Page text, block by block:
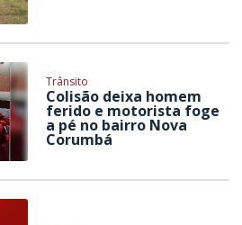
Trânsito
Colisão deixa homem
ferido e motorista foge
a pé no bairro Nova
Corumbá